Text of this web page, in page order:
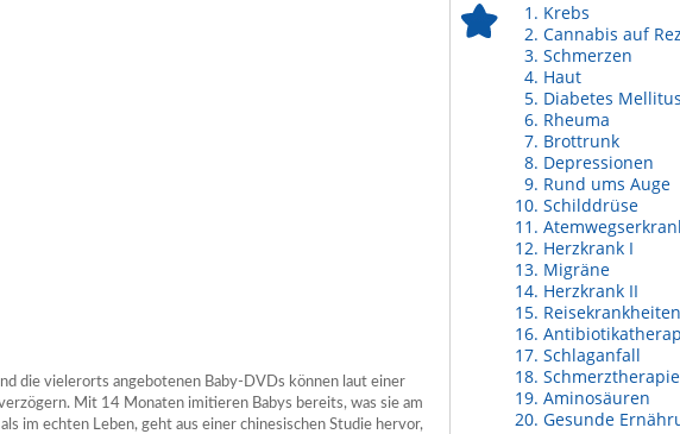
die vielerorts angebotenen Baby-DVDs können laut einer
Mit 14 Monaten imitieren Babys bereits, was sie am
im echten Leben, geht aus einer chinesischen Studie hervor,
Krebs
Cannabis auf
Schmerzen
Haut
Diabetes Mellitus
Rheuma
Brottrunk
Depressionen
Rund ums Auge
Schilddrüse
Herzkrank I
Migräne
Herzkrank II
Reisekrankheiten
Schlaganfall
Schmerztherapie
Aminosäuren
Gesunde